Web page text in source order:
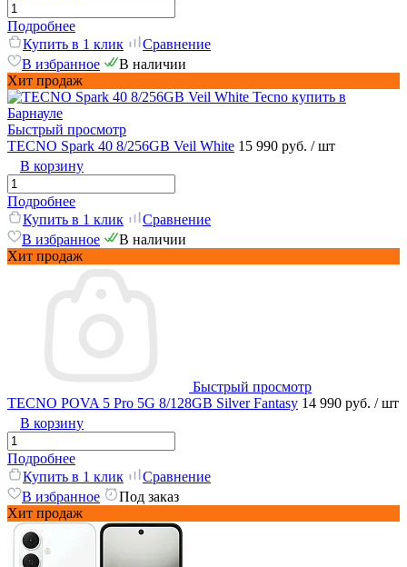
Подробнее
Купить в 1 клик
Сравнение
В избранное
В наличии
Хит продаж
Быстрый просмотр
TECNO Spark 40 8/256GB Veil White 15 990 руб. / шт
В корзину
Подробнее
Купить в 1 клик
Сравнение
В избранное
В наличии
Хит продаж
Быстрый просмотр
TECNO POVA 5 Pro 5G 8/128GB Silver Fantasy 14 990 руб. / шт
В корзину
Подробнее
Купить в 1 клик
Сравнение
В избранное
Под заказ
Хит продаж